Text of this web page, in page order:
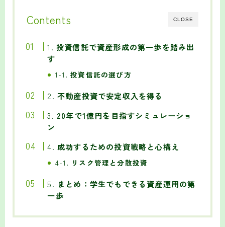
CLOSE
Contents
1. 投資信託で資産形成の第一歩を踏み出
す
1-1.投資信託の選び方
2. 不動産投資で安定収入を得る
3. 20年で1億円を目指すシミュレーショ
ン
4. 成功するための投資戦略と心構え
4-1. リスク管理と分散投資
5. まとめ：学生でもできる資産運用の第
一歩